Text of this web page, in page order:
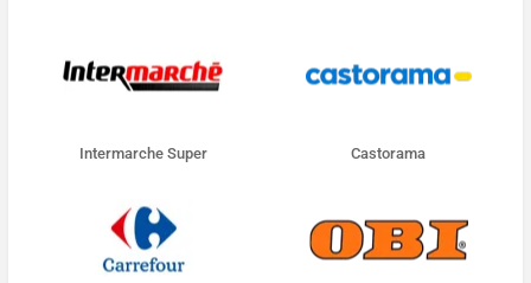
Intermarche Super Castorama